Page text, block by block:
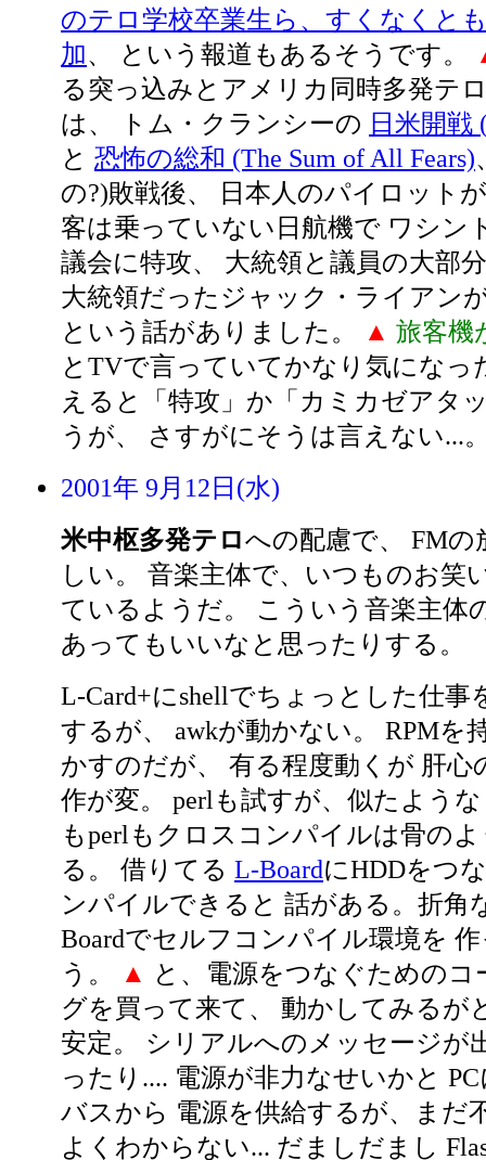
のテロ学校卒業生ら、すくなくと
加、 という報道もあるそうです。
る突っ込みとアメリカ同時多発テ
は、 トム・クランシーの 日米開戦
と 恐怖の総和 (The Sum of All Fears)
の?)敗戦後、 日本人のパイロット
客は乗っていない日航機で ワシン
議会に特攻、 大統領と議員の大部
大統領だったジャック・ライアン
という話がありました。
▲ 旅客機
とTVで言っていてかなり気になっ
えると「特攻」か「カミカゼアタ
うが、 さすがにそうは言えない...
2001年 9月12日(水)
米中枢多発テロへの配慮で、 FMの
しい。 音楽主体で、いつものお笑
ているようだ。 こういう音楽主体
あってもいいなと思ったりする。
L-Card+にshellでちょっとした仕事
するが、 awkが動かない。 RPMを
かすのだが、 有る程度動くが 肝心
作が変。 perlも試すが、似たよう
もperlもクロスコンパイルは骨の
る。 借りてる L-BoardにHDDをつ
ンパイルできると 話がある。折角
Boardでセルフコンパイル環境を
う。
▲ と、電源をつなぐためのコ
グを買って来て、 動かしてみるが
安定。 シリアルへのメッセージが
ったり.... 電源が非力なせいかと
バスから 電源を供給するが、まだ
よくわからない... だましだまし